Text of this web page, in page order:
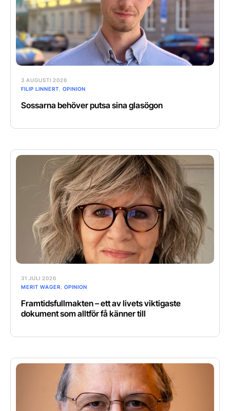
3 AUGUSTI 2026
FILIP LINNERT
OPINION
Sossarna behöver putsa sina glasögon
31 JULI 2026
MERIT WAGER, OPINION
Framtidsfullmakten – ett av livets viktigaste
dokument som alltför få känner till